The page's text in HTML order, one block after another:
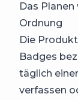
Das
Ordnung
Die
Badges
täglich
verfassen